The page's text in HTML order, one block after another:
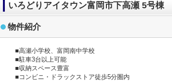
いろどりアイタウン富岡市下高瀬 5号棟
物件紹介
■高瀬小学校、富岡南中学校
■駐車3台以上可能
■収納スペース豊富
■コンビニ・ドラックストア徒歩5分圏内